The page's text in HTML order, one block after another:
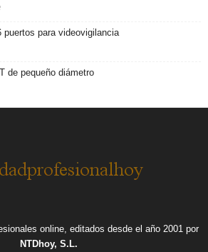
para videovigilancia
de pequeño diámetro
online, editados desde el año 2001 por
NTDhoy, S.L.